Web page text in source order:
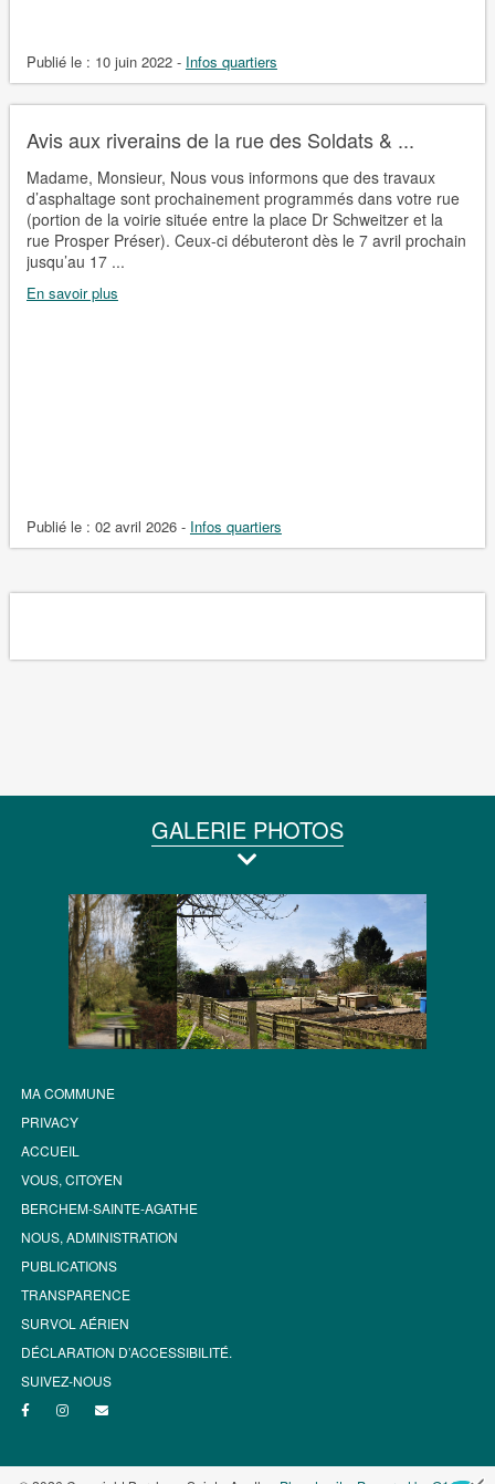
Publié le : 10 juin 2022 - Infos quartiers
Avis aux riverains de la rue des Soldats & ...
Madame, Monsieur, Nous vous informons que des travaux
d’asphaltage sont prochainement programmés dans votre rue
(portion de la voirie située entre la place Dr Schweitzer et la
rue Prosper Préser). Ceux-ci débuteront dès le 7 avril prochain
jusqu’au 17 ...
En savoir plus
Publié le : 02 avril 2026 - Infos quartiers
GALERIE PHOTOS
MA COMMUNE
PRIVACY
ACCUEIL
VOUS, CITOYEN
BERCHEM-SAINTE-AGATHE
NOUS, ADMINISTRATION
PUBLICATIONS
TRANSPARENCE
SURVOL AÉRIEN
DÉCLARATION D’ACCESSIBILITÉ.
SUIVEZ-NOUS